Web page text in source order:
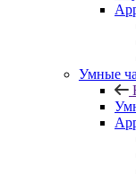
Умные